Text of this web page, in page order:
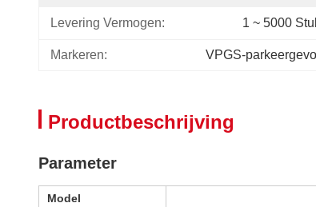
Levering Vermogen: 1 ~ 5000
Markeren: VPGS-
Productbeschrijving
Parameter
Model